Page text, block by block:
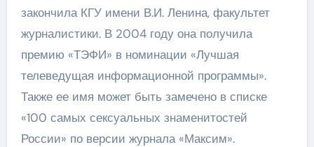
закончила КГУ имени В.И. Ленина, факультет
журналистики. В 2004 году она получила
премию «ТЭФИ» в номинации «Лучшая
телеведущая информационной программы».
Также ее имя может быть замечено в списке
«100 самых сексуальных знаменитостей
России» по версии журнала «Максим».